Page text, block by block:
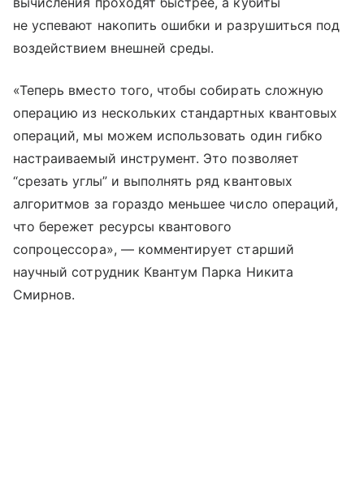
не успевают накопить ошибки и разрушиться под
воздействием внешней среды.
«Теперь вместо того, чтобы собирать сложную
операцию из нескольких стандартных квантовых
операций, мы можем использовать один гибко
настраиваемый инструмент. Это позволяет
“срезать углы” и выполнять ряд квантовых
алгоритмов за гораздо меньшее число операций,
что бережет ресурсы квантового
сопроцессора», — комментирует старший
научный сотрудник Квантум Парка Никита
Смирнов.